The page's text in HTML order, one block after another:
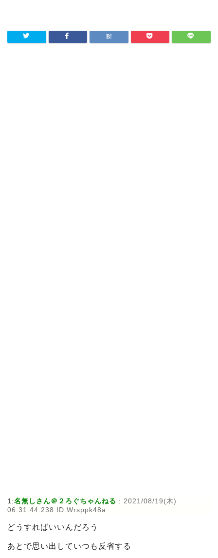
1:名無しさん＠２ろぐちゃんねる : 2021/08/19(木)
06:31:44.238 ID:Wrsppk48a
どうすればいいんだろう
あとで思い出していつも反省する